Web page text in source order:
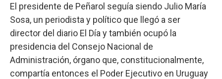
El presidente de Peñarol seguía siendo Julio María
Sosa, un periodista y político que llegó a ser
director del diario El Día y también ocupó la
presidencia del Consejo Nacional de
Administración, órgano que, constitucionalmente,
compartía entonces el Poder Ejecutivo en Uruguay